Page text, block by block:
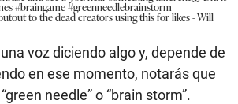
#braingame#greenneedlebrainstorm
to the dead creators using this for likes - Will
voz diciendo algo y, depende de
en ese momento, notarás que
needle” o “brain storm”.